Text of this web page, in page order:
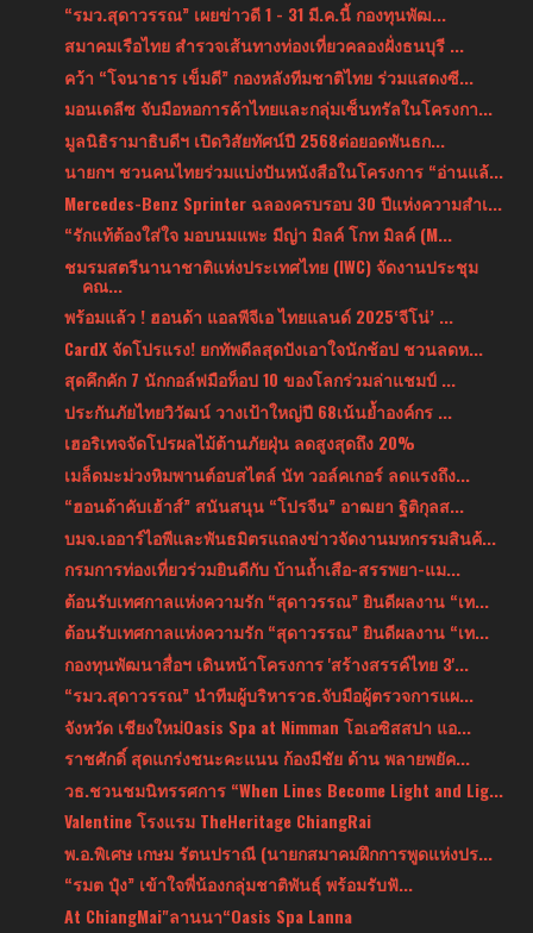
“รมว.สุดาวรรณ” เผยข่าวดี 1 - 31 มี.ค.นี้ กองทุนพัฒ...
สมาคมเรือไทย สำรวจเส้นทางท่องเที่ยวคลองฝั่งธนบุรี ...
คว้า “โจนาธาร เข็มดี” กองหลังทีมชาติไทย ร่วมแสดงซี...
มอนเดลีซ จับมือหอการค้าไทยและกลุ่มเซ็นทรัลในโครงกา...
มูลนิธิรามาธิบดีฯ เปิดวิสัยทัศน์ปี 2568ต่อยอดพันธก...
นายกฯ ชวนคนไทยร่วมแบ่งปันหนังสือในโครงการ “อ่านแล้...
Mercedes-Benz Sprinter ฉลองครบรอบ 30 ปีแห่งความสำเ...
“รักแท้ต้องใส่ใจ มอบนมแพะ มีญ่า มิลค์ โกท มิลค์ (M...
ชมรมสตรีนานาชาติแห่งประเทศไทย (IWC) จัดงานประชุม
คณ...
พร้อมแล้ว ! ฮอนด้า แอลพีจีเอ ไทยแลนด์ 2025‘จีโน่’ ...
CardX จัดโปรแรง! ยกทัพดีลสุดปังเอาใจนักช้อป ชวนลดห...
สุดคึกคัก 7 นักกอล์ฟมือท็อป 10 ของโลกร่วมล่าแชมป์ ...
ประกันภัยไทยวิวัฒน์ วางเป้าใหญ่ปี 68เน้นย้ำองค์กร ...
เฮอริเทจจัดโปรผลไม้ต้านภัยฝุ่น ลดสูงสุดถึง 20%
เมล็ดมะม่วงหิมพานต์อบสไตล์ นัท วอล์คเกอร์ ลดแรงถึง...
“ฮอนด้าคับเฮ้าส์” สนันสนุน “โปรจีน” อาฒยา ฐิติกุลส...
บมจ.เออาร์ไอพีและพันธมิตรแถลงข่าวจัดงานมหกรรมสินค้...
กรมการท่องเที่ยวร่วมยินดีกับ บ้านถ้ำเสือ-สรรพยา-แม...
ต้อนรับเทศกาลแห่งความรัก “สุดาวรรณ” ยินดีผลงาน “เท...
ต้อนรับเทศกาลแห่งความรัก “สุดาวรรณ” ยินดีผลงาน “เท...
กองทุนพัฒนาสื่อฯ เดินหน้าโครงการ 'สร้างสรรค์ไทย 3'...
“รมว.สุดาวรรณ” นำทีมผู้บริหารวธ.จับมือผู้ตรวจการแผ...
จังหวัด เชียงใหม่Oasis Spa at Nimman โอเอซิสสปา แอ...
ราชศักดิ์ สุดแกร่งชนะคะแนน ก้องมีชัย ด้าน พลายพยัค...
วธ.ชวนชมนิทรรศการ “When Lines Become Light and Lig...
Valentine โรงแรม TheHeritage ChiangRai
พ.อ.พิเศษ เกษม รัตนปราณี (นายกสมาคมฝึกการพูดแห่งปร...
“รมต ปุ๋ง” เข้าใจพี่น้องกลุ่มชาติพันธุ์ พร้อมรับฟั...
At ChiangMai"ลานนา“Oasis Spa Lanna